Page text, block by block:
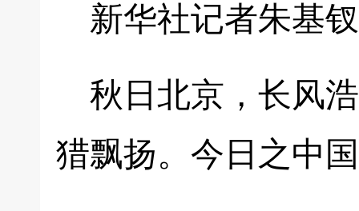
新华社记者朱基
秋日北京，长风
猎飘扬。今日之中